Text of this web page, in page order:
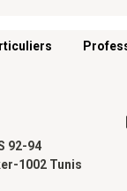
92-94
1002 Tunis